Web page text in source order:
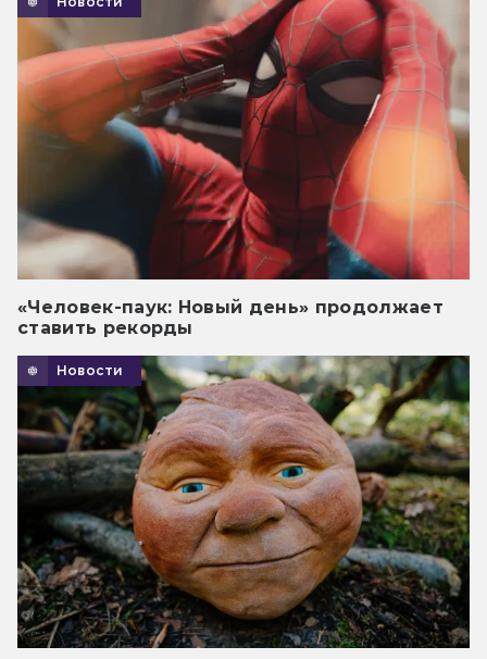
«Человек-паук: Новый день» продолжает
ставить рекорды
Новости